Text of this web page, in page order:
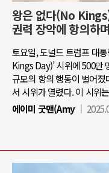
왕은 없다(No
권력 장악에 항의하
토요일, 도널드 트럼프 대
Kings Day)’ 시위에 500만
규모의 항의 행동이 벌어
서 시위가 열렸다. 이 시위
에이미 굿맨(Amy